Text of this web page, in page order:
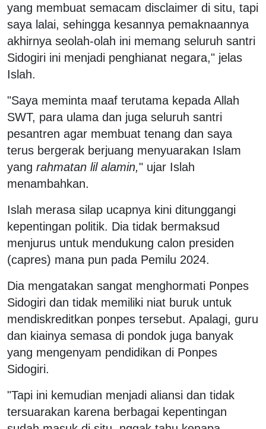
yang membuat semacam disclaimer di situ, tapi
saya lalai, sehingga kesannya pemaknaannya
akhirnya seolah-olah ini memang seluruh santri
Sidogiri ini menjadi penghianat negara," jelas
Islah.
"Saya meminta maaf terutama kepada Allah
SWT, para ulama dan juga seluruh santri
pesantren agar membuat tenang dan saya
terus bergerak berjuang menyuarakan Islam
yang rahmatan lil alamin," ujar Islah
menambahkan.
Islah merasa silap ucapnya kini ditunggangi
kepentingan politik. Dia tidak bermaksud
menjurus untuk mendukung calon presiden
(capres) mana pun pada Pemilu 2024.
Dia mengatakan sangat menghormati Ponpes
Sidogiri dan tidak memiliki niat buruk untuk
mendiskreditkan ponpes tersebut. Apalagi, guru
dan kiainya semasa di pondok juga banyak
yang mengenyam pendidikan di Ponpes
Sidogiri.
"Tapi ini kemudian menjadi aliansi dan tidak
tersuarakan karena berbagai kepentingan